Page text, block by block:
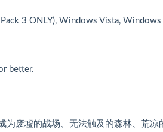
3 ONLY), Windows Vista,
better.
为废墟的战场、无法触及的森林、荒凉